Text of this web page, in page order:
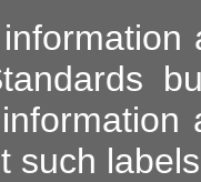
such